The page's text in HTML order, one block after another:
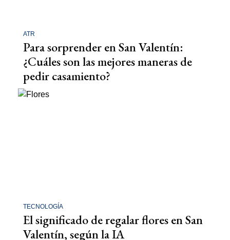
ATR
Para sorprender en San Valentín:
¿Cuáles son las mejores maneras de
pedir casamiento?
TECNOLOGÍA
El significado de regalar flores en San
Valentín, según la IA